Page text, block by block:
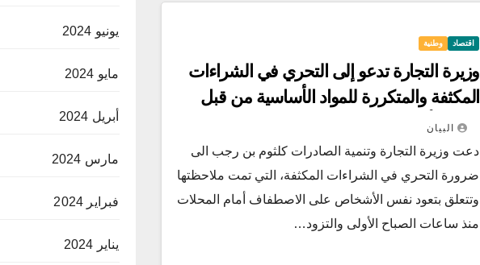
اقتصاد وطنية
وزيرة التجارة تدعو إلى التحري في الشراءات
المكثفة والمتكررة للمواد الأساسية من قبل
نفس الأشخاص يوميا
البيان
دعت وزيرة التجارة وتنمية الصادرات كلثوم بن رجب الى
ضرورة التحري في الشراءات المكثفة، التي تمت ملاحظتها
وتتعلق بتعود نفس الأشخاص على الاصطفاف أمام المحلات
منذ ساعات الصباح الأولى والتزود…
يونيو 2024
مايو 2024
أبريل 2024
مارس 2024
فبراير 2024
يناير 2024